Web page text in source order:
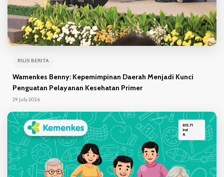
RILIS BERITA
Wamenkes Benny: Kepemimpinan Daerah Menjadi Kunci
Penguatan Pelayanan Kesehatan Primer
29 July 2026